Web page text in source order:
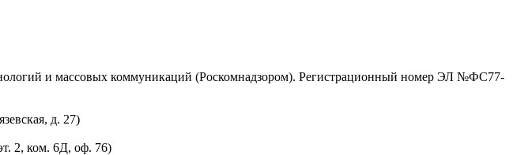
и массовых коммуникаций (Роскомнадзором). Регистрационный номер ЭЛ №ФС77-
д. 27)
2, ком. 6Д, оф. 76)